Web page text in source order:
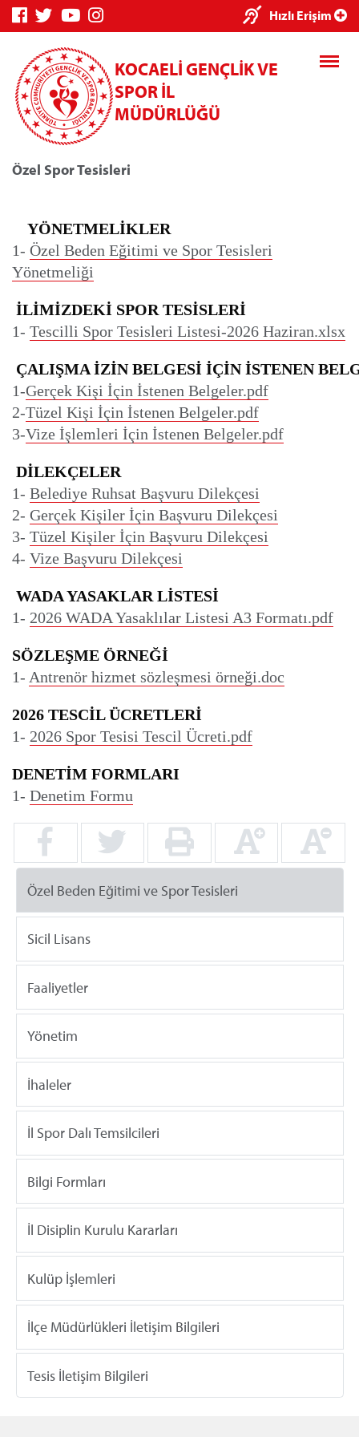
Hızlı Erişim
KOCAELİ GENÇLİK VE
SPOR İL
MÜDÜRLÜĞÜ
Özel Spor Tesisleri
YÖNETMELİKLER
1- Özel Beden Eğitimi ve Spor Tesisleri
Yönetmeliği
İLİMİZDEKİ SPOR TESİSLERİ
1- Tescilli Spor Tesisleri Listesi-2026 Haziran.xlsx
ÇALIŞMA İZİN BELGESİ İÇİN İSTENEN
1-Gerçek Kişi İçin İstenen Belgeler.pdf
2-Tüzel Kişi İçin İstenen Belgeler.pdf
3-Vize İşlemleri İçin İstenen Belgeler.pdf
DİLEKÇELER
1- Belediye Ruhsat Başvuru Dilekçesi
2- Gerçek Kişiler İçin Başvuru Dilekçesi
3- Tüzel Kişiler İçin Başvuru Dilekçesi
4- Vize Başvuru Dilekçesi
WADA YASAKLAR LİSTESİ
1- 2026 WADA Yasaklılar Listesi A3 Formatı.pdf
SÖZLEŞME ÖRNEĞİ
1- Antrenör hizmet sözleşmesi örneği.doc
2026 TESCİL ÜCRETLERİ
1- 2026 Spor Tesisi Tescil Ücreti.pdf
DENETİM FORMLARI
1- Denetim Formu
Özel Beden Eğitimi ve Spor Tesisleri
Sicil Lisans
Faaliyetler
Yönetim
İhaleler
İl Spor Dalı Temsilcileri
Bilgi Formları
İl Disiplin Kurulu Kararları
Kulüp İşlemleri
İlçe Müdürlükleri İletişim Bilgileri
Tesis İletişim Bilgileri
Kredi/Yurt E-
Ödeme